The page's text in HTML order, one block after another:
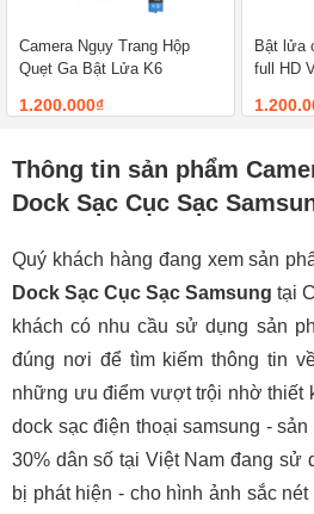
Camera Ngụy Trang Hộp
Quẹt Ga Bật Lửa K6
1.200.000₫
Bật lửa
full HD
Thông tin sản phẩm
Dock Sạc Cục Sạc
Quý khách hàng đang xem sản
Dock Sạc Cục Sạc Samsung tại
khách có nhu cầu sử dụng sản
đúng nơi để tìm kiếm thông tin
những ưu điểm vượt trội nhờ thiết
dock sạc điện thoại samsung -
30% dân số tại Việt Nam đang sử
bị phát hiện - cho hình ảnh sắc